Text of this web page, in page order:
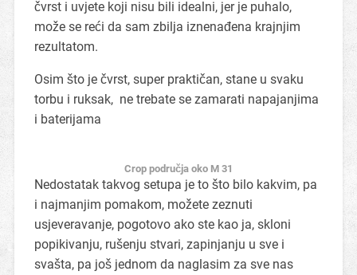
čvrst i uvjete koji nisu bili idealni, jer je puhalo,
može se reći da sam zbilja iznenađena krajnjim
rezultatom.
Osim što je čvrst, super praktičan, stane u svaku
torbu i ruksak, ne trebate se zamarati napajanjima
i baterijama
Crop područja oko M 31
Nedostatak takvog setupa je to što bilo kakvim, pa
i najmanjim pomakom, možete zeznuti
usjeveravanje, pogotovo ako ste kao ja, skloni
popikivanju, rušenju stvari, zapinjanju u sve i
svašta, pa još jednom da naglasim za sve nas